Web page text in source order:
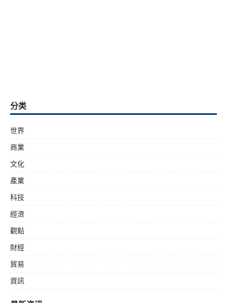
分类
世界
商業
文化
產業
科技
經濟
觀點
財經
貿易
資訊